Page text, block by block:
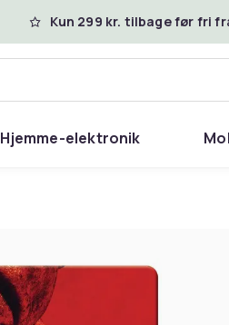
Kun 299 kr. tilbage før fri
Hjemme-elektronik